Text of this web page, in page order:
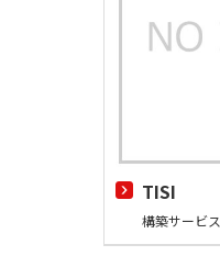
TISI
構築サービス